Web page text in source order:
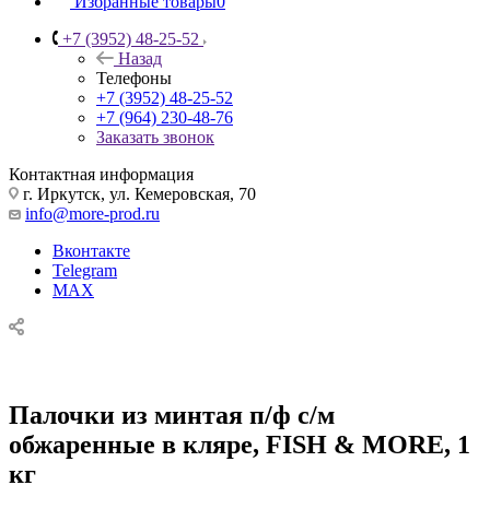
+7 (3952) 48-25-52
Назад
Телефоны
+7 (3952) 48-25-52
+7 (964) 230-48-76
Заказать звонок
Контактная информация
г. Иркутск, ул. Кемеровская, 70
info@more-prod.ru
Вконтакте
Telegram
MAX
Палочки из минтая п/ф с/м
обжаренные в кляре, FISH & MORE, 1
кг